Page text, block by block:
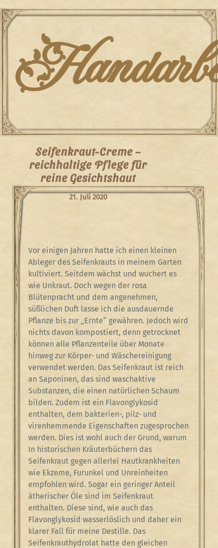
Skip
to
content
Seifenkraut-Creme –
reichhaltige Pflege für
reine Gesichtshaut
21. Juli 2020
Vor einigen Jahren hatte ich einen kleinen
Ableger des Seifenkrauts in meinem Garten
kultiviert. Seitdem wächst und wuchert es
wie Unkraut. Doch wegen der rosa
Blütenpracht und dem angenehmen,
süßlichen Duft lasse ich die ausdauernde
Pflanze bis zur „Ernte“ gewähren. Jedoch wird
nichts davon kompostiert, denn getrocknet
können alle Pflanzenteile über Monate
hinweg zur Körper- und Wäschereinigung
verwendet werden. Das Seifenkraut ist reich
an Saponinen, das sind waschaktive
Substanzen, die einen natürlichen Schaum
bilden. Zudem ist ein Flavonglykosid
enthalten, dem bakterien-, pilz- und
virenhemmende Eigenschaften zugesprochen
werden. Dies ist wohl auch der Grund, warum
In historischen Kräuterbüchern das
Seifenkraut gegen allerlei Hautkrankheiten
wie Ekzeme, Furunkel und Unreinheiten
empfohlen wird. Sogar ein geringer Anteil
ätherischer Öle sind im Seifenkraut
enthalten. Diese sind, wie auch das
Flavonglykosid wasserlöslich und daher ein
klarer Fall für meine Destille. Das
Seifenkrauthydrolat hatte den gleichen